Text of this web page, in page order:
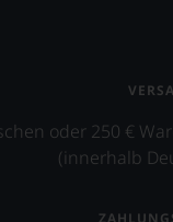
oder 250 €
(innerhalb